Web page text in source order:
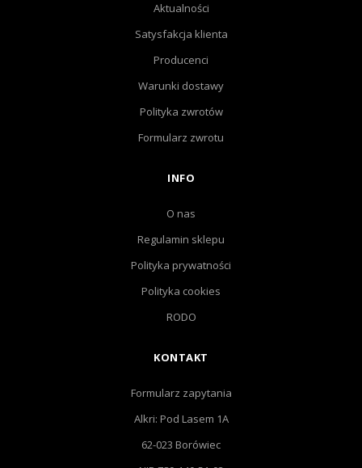
Aktualności
Satysfakcja klienta
Producenci
Warunki dostawy
Polityka zwrotów
Formularz zwrotu
INFO
O nas
Regulamin sklepu
Polityka prywatności
Polityka cookies
RODO
KONTAKT
Formularz zapytania
Alkri: Pod Lasem 1A
62-023 Borówiec